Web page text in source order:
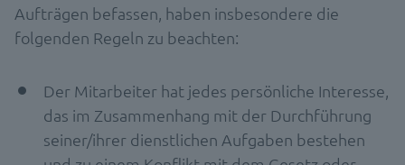
Aufträgen befassen, haben insbesondere die
folgenden Regeln zu beachten:
Der Mitarbeiter hat jedes persönliche Interesse,
das im Zusammenhang mit der Durchführung
seiner/ihrer dienstlichen Aufgaben bestehen